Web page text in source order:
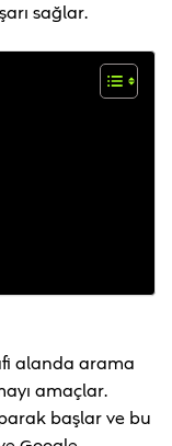
sağlar.
alanda arama
amaçlar.
başlar ve bu